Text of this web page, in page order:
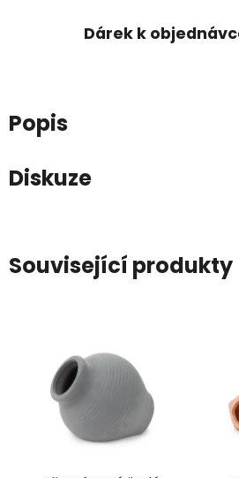
Dárek k
Popis
Diskuze
Související produkty